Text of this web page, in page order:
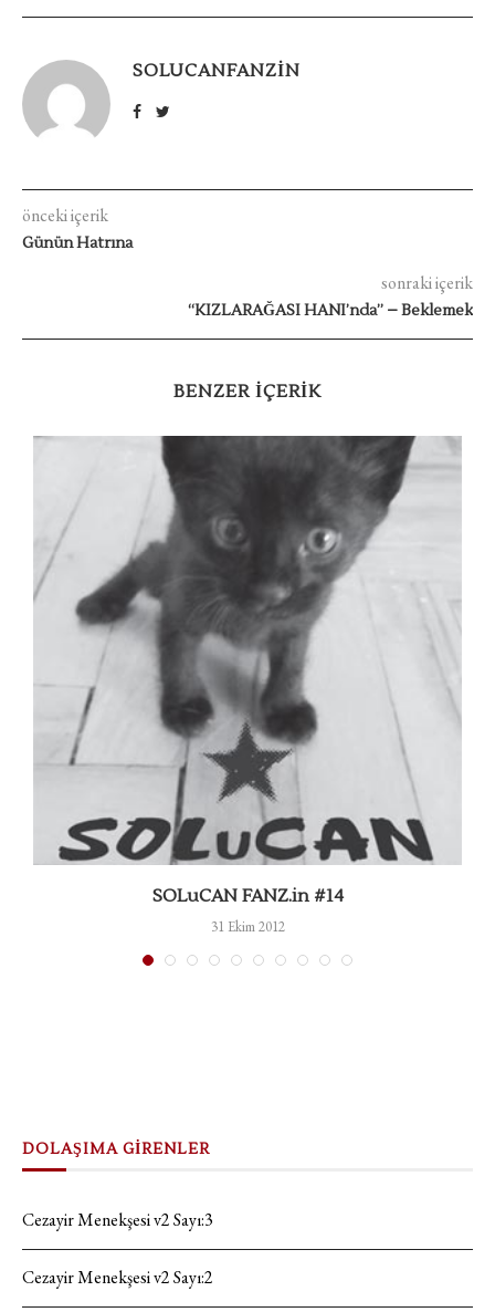
SOLUCANFANZIN
önceki içerik
Günün Hatrına
sonraki içerik
“KIZLARAĞASI HANI’nda” – Beklemek
BENZER IÇERIK
SOLuCAN FANZ.in #14
31 Ekim 2012
DOLAŞIMA GİRENLER
Cezayir Menekşesi v2 Sayı:3
Cezayir Menekşesi v2 Sayı:2